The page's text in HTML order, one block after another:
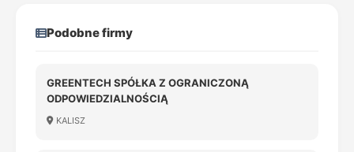
Podobne firmy
GREENTECH SPÓŁKA Z OGRANICZONĄ
ODPOWIEDZIALNOŚCIĄ
KALISZ